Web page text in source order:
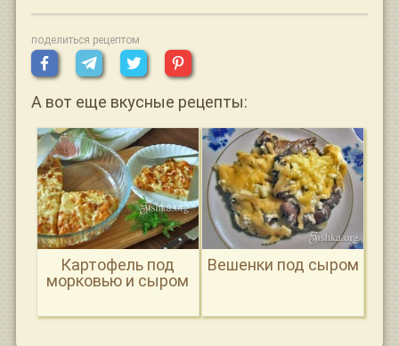
поделиться рецептом
А вот еще вкусные рецепты:
Картофель под
морковью и сыром
Вешенки под сыром